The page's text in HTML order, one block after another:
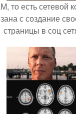
то есть сетевой
с создание
страницы в соц